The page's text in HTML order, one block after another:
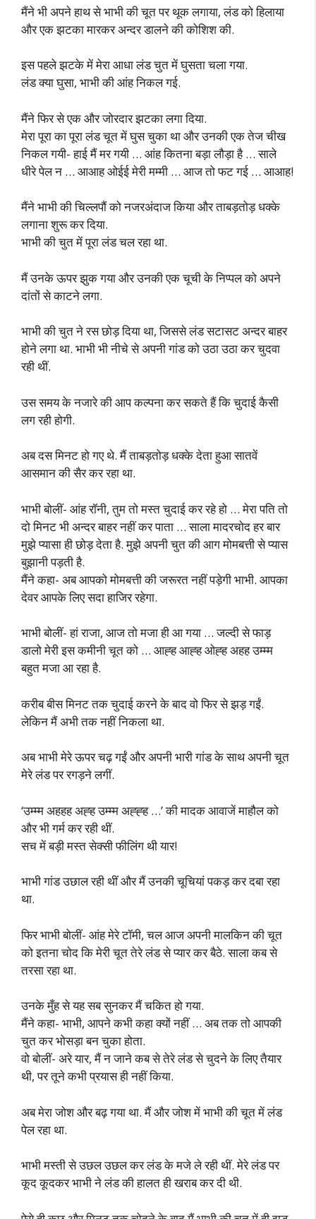
मैंने भी अपने हाथ से भाभी की चूत पर थूक लगाया, लंड को हिलाया
और एक झटका मारकर अन्दर डालने की कोशिश की.
इस पहले झटके में मेरा आधा लंड चुत में घुसता चला गया.
लंड क्या घुसा, भाभी की आंह निकल गई.
मैंने फिर से एक और जोरदार झटका लगा दिया.
मेरा पूरा का पूरा लंड चूत में घुस चुका था और उनकी एक तेज चीख
निकल गयी- हाई मैं मर गयी … आंह कितना बड़ा लौड़ा है … साले
धीरे पेल न … आआह ओईई मेरी मम्मी … आज तो फट गई … आआह!
मैंने भाभी की चिल्लपौं को नजरअंदाज किया और ताबड़तोड़ धक्के
लगाना शुरू कर दिया.
भाभी की चुत में पूरा लंड चल रहा था.
मैं उनके ऊपर झुक गया और उनकी एक चूची के निप्पल को अपने
दांतों से काटने लगा.
भाभी की चुत ने रस छोड़ दिया था, जिससे लंड सटासट अन्दर बाहर
होने लगा था. भाभी भी नीचे से अपनी गांड को उठा उठा कर चुदवा
रही थीं.
उस समय के नजारे की आप कल्पना कर सकते हैं कि चुदाई कैसी
लग रही होगी.
अब दस मिनट हो गए थे. मैं ताबड़तोड़ धक्के देता हुआ सातवें
आसमान की सैर कर रहा था.
भाभी बोलीं- आंह रॉनी, तुम तो मस्त चुदाई कर रहे हो … मेरा पति तो
दो मिनट भी अन्दर बाहर नहीं कर पाता … साला मादरचोद हर बार
मुझे प्यासा ही छोड़ देता है. मुझे अपनी चुत की आग मोमबत्ती से प्यास
बुझानी पड़ती है.
मैंने कहा- अब आपको मोमबत्ती की जरूरत नहीं पड़ेगी भाभी. आपका
देवर आपके लिए सदा हाजिर रहेगा.
भाभी बोलीं- हां राजा, आज तो मजा ही आ गया … जल्दी से फाड़
डालो मेरी इस कमीनी चूत को … आह्ह आह्ह ओह्ह अहह उम्म्म
बहुत मजा आ रहा है.
करीब बीस मिनट तक चुदाई करने के बाद वो फिर से झड़ गईं.
लेकिन मैं अभी तक नहीं निकला था.
अब भाभी मेरे ऊपर चढ़ गईं और अपनी भारी गांड के साथ अपनी चूत
मेरे लंड पर रगड़ने लगीं.
‘उम्म्म अहहह अह्ह उम्म्म अह्ह्ह …’ की मादक आवाजें माहौल को
और भी गर्म कर रही थीं.
सच में बड़ी मस्त सेक्सी फीलिंग थी यार!
भाभी गांड उछाल रही थीं और मैं उनकी चूचियां पकड़ कर दबा रहा
था.
फिर भाभी बोलीं- आंह मेरे टॉमी, चल आज अपनी मालकिन की चूत
को इतना चोद कि मेरी चूत तेरे लंड से प्यार कर बैठे. साला कब से
तरसा रहा था.
उनके मुँह से यह सब सुनकर मैं चकित हो गया.
मैंने कहा- भाभी, आपने कभी कहा क्यों नहीं … अब तक तो आपकी
चुत कर भोसड़ा बन चुका होता.
वो बोलीं- अरे यार, मैं न जाने कब से तेरे लंड से चुदने के लिए तैयार
थी, पर तूने कभी प्रयास ही नहीं किया.
अब मेरा जोश और बढ़ गया था. मैं और जोश में भाभी की चूत में लंड
पेल रहा था.
भाभी मस्ती से उछल उछल कर लंड के मजे ले रही थीं. मेरे लंड पर
कूद कूदकर भाभी ने लंड की हालत ही खराब कर दी थी.